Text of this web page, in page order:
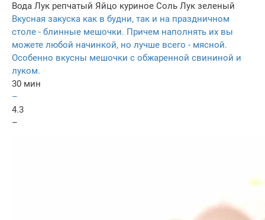
Вода Лук репчатый Яйцо куриное Соль Лук зеленый
Вкусная закуска как в будни, так и на праздничном
столе - блинные мешочки. Причем наполнять их вы
можете любой начинкой, но лучше всего - мясной.
Особенно вкусны мешочки с обжаренной свининой и
луком.
30 мин
–
4.3
–